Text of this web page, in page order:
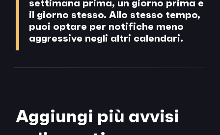
settimana prima, un giorno prima e
il giorno stesso. Allo stesso tempo,
puoi optare per notifiche meno
aggressive negli altri calendari.
Aggiungi più avvisi